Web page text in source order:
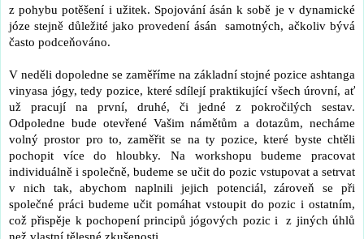
z pohybu potěšení i užitek. Spojování ásán k sobě je v dynamické
józe stejně důležité jako provedení ásán samotných, ačkoliv bývá
často podceňováno.
V neděli dopoledne se zaměříme na základní stojné pozice ashtanga
vinyasa jógy, tedy pozice, které sdílejí praktikující všech úrovní, ať
už pracují na první, druhé, či jedné z pokročilých sestav.
Odpoledne bude otevřené Vašim námětům a dotazům, necháme
volný prostor pro to, zaměřit se na ty pozice, které byste chtěli
pochopit více do hloubky. Na workshopu budeme pracovat
individuálně i společně, budeme se učit do pozic vstupovat a setrvat
v nich tak, abychom naplnili jejich potenciál, zároveň se při
společné práci budeme učit pomáhat vstoupit do pozic i ostatním,
což přispěje k pochopení principů jógových pozic i z jiných úhlů